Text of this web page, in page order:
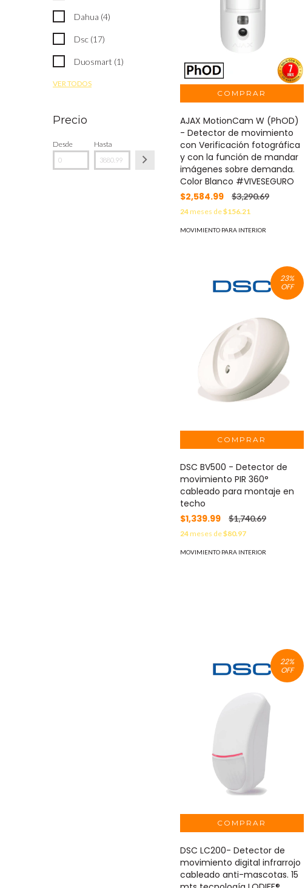
Dahua (4)
Dsc (17)
Duosmart (1)
VER TODOS
Precio
Desde Hasta
AJAX MotionCam W (PhOD)
- Detector de movimiento
con Verificación fotográfica
y con la función de mandar
imágenes sobre demanda.
Color Blanco #VIVESEGURO
$2,584.99
$3,290.69
24meses de$156.21
MOVIMIENTO PARA INTERIOR
23%
OFF
DSC BV500 - Detector de
movimiento PIR 360°
cableado para montaje en
techo
$1,339.99
$1,740.69
24meses de$80.97
MOVIMIENTO PARA INTERIOR
22%
OFF
DSC LC200- Detector de
movimiento digital infrarrojo
cableado anti-mascotas. 15